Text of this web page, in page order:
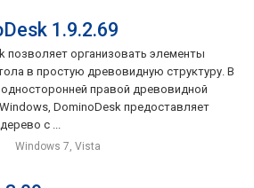
1.9.2.69
позволяет организовать элементы
в простую древовидную структуру. В
односторонней правой древовидной
DominoDesk предоставляет
с ...
Windows 7, Vista